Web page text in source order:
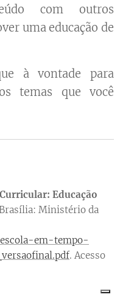
com outros
uma educação de
à vontade para
temas que você
Educação
Ministério da
em-tempo-
. Acesso